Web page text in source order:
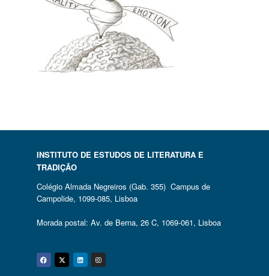
INSTITUTO DE ESTUDOS DE LITERATURA E
TRADIÇÃO
Colégio Almada Negreiros (Gab. 355) Campus de
Campolide, 1099-085, Lisboa
Morada postal: Av. de Berna, 26 C, 1069-061, Lisboa
Facebook
Twitter
Linkedin
Instagram